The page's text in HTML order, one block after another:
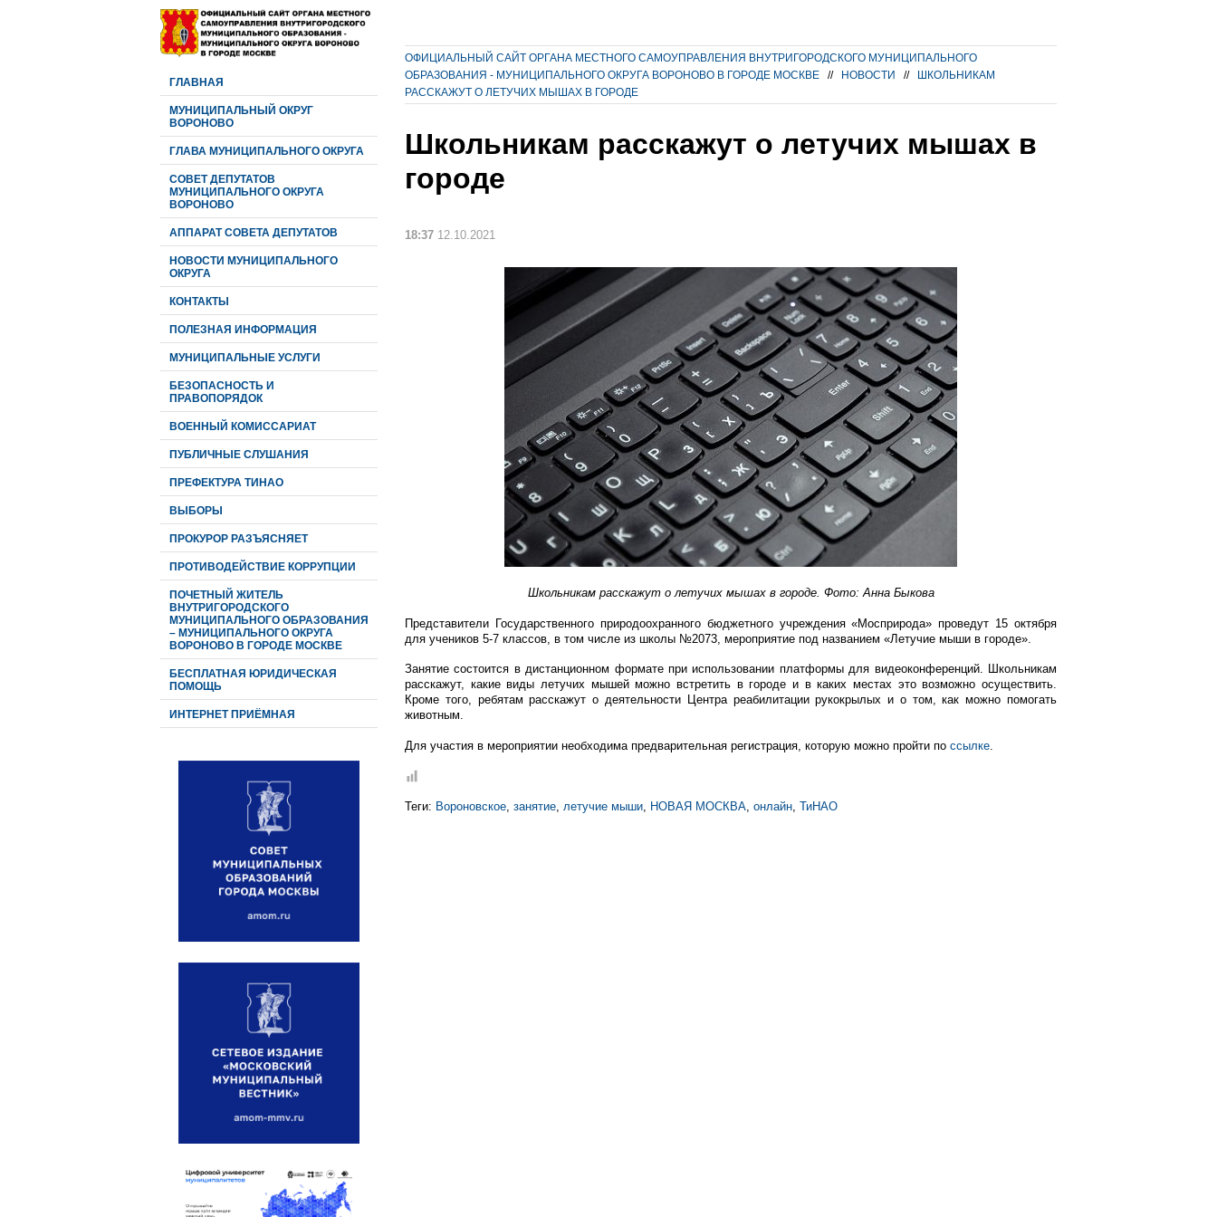
ГЛАВНАЯ
МУНИЦИПАЛЬНЫЙ ОКРУГ
ВОРОНОВО
ГЛАВА МУНИЦИПАЛЬНОГО ОКРУГА
CОВЕТ ДЕПУТАТОВ
МУНИЦИПАЛЬНОГО ОКРУГА
ВОРОНОВО
АППАРАТ СОВЕТА ДЕПУТАТОВ
НОВОСТИ МУНИЦИПАЛЬНОГО
ОКРУГА
КОНТАКТЫ
ПОЛЕЗНАЯ ИНФОРМАЦИЯ
МУНИЦИПАЛЬНЫЕ УСЛУГИ
БЕЗОПАСНОСТЬ И
ПРАВОПОРЯДОК
ВОЕННЫЙ КОМИССАРИАТ
ПУБЛИЧНЫЕ СЛУШАНИЯ
ПРЕФЕКТУРА ТИНАО
ВЫБОРЫ
ПРОКУРОР РАЗЪЯСНЯЕТ
ПРОТИВОДЕЙСТВИЕ КОРРУПЦИИ
ПОЧЕТНЫЙ ЖИТЕЛЬ
ВНУТРИГОРОДСКОГО
МУНИЦИПАЛЬНОГО ОБРАЗОВАНИЯ
– МУНИЦИПАЛЬНОГО ОКРУГА
ВОРОНОВО В ГОРОДЕ МОСКВЕ
БЕСПЛАТНАЯ ЮРИДИЧЕСКАЯ
ПОМОЩЬ
ИНТЕРНЕТ ПРИЁМНАЯ
ОФИЦИАЛЬНЫЙ САЙТ ОРГАНА МЕСТНОГО САМОУПРАВЛЕНИЯ ВНУТРИГОРОДСКОГО МУНИЦИПАЛЬНОГО
ОБРАЗОВАНИЯ - МУНИЦИПАЛЬНОГО ОКРУГА ВОРОНОВО В ГОРОДЕ МОСКВЕ
// НОВОСТИ //
ШКОЛЬНИКАМ
РАССКАЖУТ О ЛЕТУЧИХ МЫШАХ В ГОРОДЕ
Школьникам расскажут о летучих мышах в
городе
18:37 12.10.2021
Школьникам расскажут о летучих мышах в городе. Фото: Анна Быкова
Представители Государственного природоохранного бюджетного учреждения «Мосприрода» проведут 15 октября
для учеников 5-7 классов, в том числе из школы №2073, мероприятие под названием «Летучие мыши в городе».
Занятие состоится в дистанционном формате при использовании платформы для видеоконференций. Школьникам
расскажут, какие виды летучих мышей можно встретить в городе и в каких местах это возможно осуществить.
Кроме того, ребятам расскажут о деятельности Центра реабилитации рукокрылых и о том, как можно помогать
животным.
Для участия в мероприятии необходима предварительная регистрация, которую можно пройти по ссылке.
Теги: Вороновское занятие летучие мыши НОВАЯ МОСКВА онлайн ТиНАО